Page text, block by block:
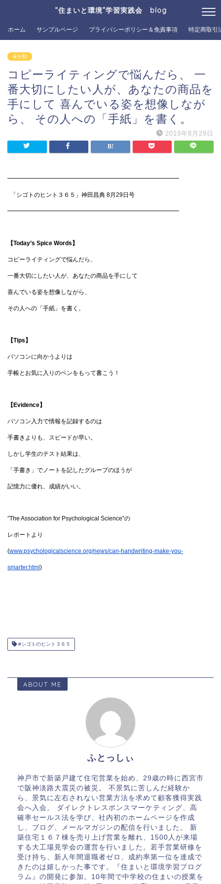
“住まいと環境”学習実践会 blog
ホーム サンプルページ プライバシーポリシー＆免責事項 特定商取引
未分類
コピーライティングで悩んだら、 一
番大切にしたい人が、あなたの商品を
手にして 喜んでいる姿を想像しなが
ら、 その人への「手紙」を書く。
2019年8月29日
━━━━━━━━━━━━━━━━━━━━━━━━━━━━━
「シゴトのヒント３６５」神田昌典 8月 29日号
━━━━━━━━━━━━━━━━━━━━━━━━━━━━━
【Today’s Spice Words】
コピーライティングで悩んだら、
一番大切にしたい人が、あなたの商品を手にして
喜んでいる姿を想像しながら、
その人への「手紙」を書く。
【Tips】
パソコンに向かうよりは
手帳とお気に入りのペンをもって書こう！
【Evidence】
パソコン入力で情報を記録するのは
手書きよりも、スピードが早い。
しかし学生のテスト結果は、
「手書き」でノートを記したグループのほうが
記憶力に優れ、成績がいい。
”The Association for Psychological Science”の
レポートより
(www.psychologicalscience.org/news/can-handwriting-make-you-
smarter.html )
#シゴトのヒント３６５
ABOUT ME
ふとっしぃ
神戸市で新築戸建て住宅営業を始め、29歳の時に西宮市
で阪神淡路大震災の被災。 不景気に苦しんだ経験か
ら、景気に左右されない営業方法を求めて顧客獲得実践
会へ入会。 ダイレクトレスポンスマーケティング、高
確率セールス法を学び、社内初のホームページを作成
し、ブログ、メールマガジンの配信を行いました。 新
築住宅１６７棟を売り上げ営業を離れ、1500人が来場
する大工場見学会の運営を行いました。若手営業研修を
受け持ち、新人年間退職者ゼロ、成約率第一位を達成で
きたのは嬉しかった事です。『住まいと環境学習プログ
ラム』の開発に参加。10年間で中学校の住まいの授業を